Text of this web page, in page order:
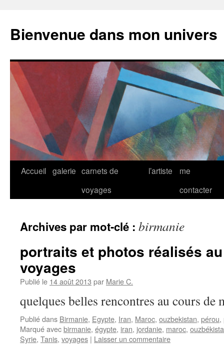
Bienvenue dans mon univers
Aller
Accueil galerie carnets de
voyages
l’artiste
me
contacter
Archives par mot-clé : birmanie
portraits et photos réalisés
voyages
Publié le 14 août 2013 par Marie C.
quelques belles rencontres au cours
Publié dans Birmanie, Egypte, Iran, Maroc, ouzbekistan, pérou,
Marqué avecbirmanie, égypte, iran, jordanie, maroc,
Syrie, Tanis, voyages | Laisser un commentaire